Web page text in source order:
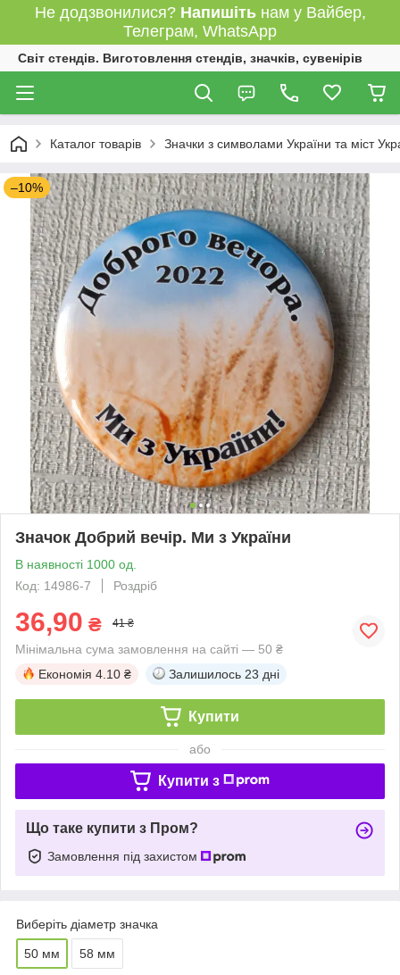
Не додзвонилися? Напишітьнам у Вайбер,
Телеграм, WhatsApp
Світ стендів. Виготовлення стендів, значків, сувенірів
Каталог товарів Значки з символами України та міст
–10%
Значок Добрий вечір. Ми з України
В наявності 1000 од.
Код: 14986-7
Роздріб
36,90 ₴ 41 ₴
Мінімальна сума замовлення на сайті — 50 ₴
Економія 4.10 ₴ Залишилось 23 дні
Купити
або
Купити з
Що таке купити з Пром?
Замовлення під захистом
Виберіть діаметр значка
50 мм 58 мм